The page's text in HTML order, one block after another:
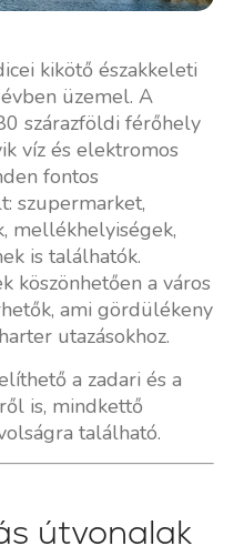
kikötő északkeleti
üzemel. A
szárazföldi férőhely
víz és elektromos
fontos
szupermarket,
mellékhelyiségek,
is találhatók.
köszönhetően a város
ami gördülékeny
utazásokhoz.
a zadari és a
is, mindkettő
található.
útvonalak